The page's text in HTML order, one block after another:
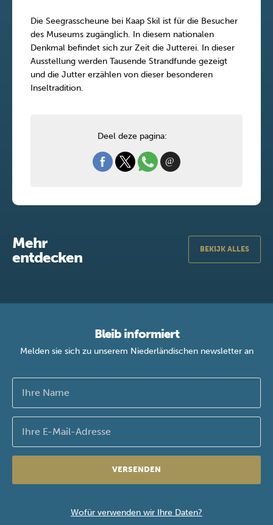
Die Seegrasscheune bei Kaap Skil ist für die Besucher
des Museums zugänglich. In diesem nationalen
Denkmal befindet sich zur Zeit die Jutterei. In dieser
Ausstellung werden Tausende Strandfunde gezeigt
und die Jutter erzählen von dieser besonderen
Inseltradition.
Deel deze pagina:
Mehr
entdecken
BEKIJK ALLES
Bleib informiert
Melden sie sich zu unserem Niederländischen newsletter an
VERSENDEN
Wofür verwenden wir Ihre Daten?